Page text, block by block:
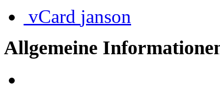
vCard janson
Allgemeine